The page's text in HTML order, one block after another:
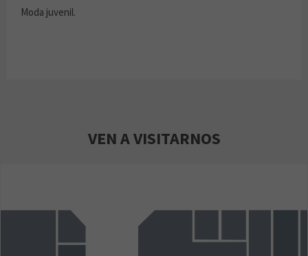
Moda juvenil.
VEN A VISITARNOS